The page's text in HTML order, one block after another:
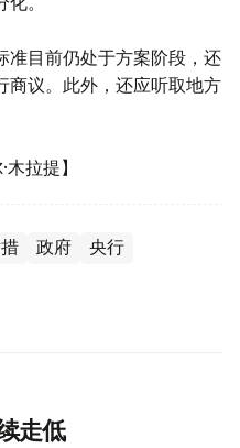
准目前仍处于方案阶段，还
商议。此外，还应听取地方
木拉提】
政府 央行
走低